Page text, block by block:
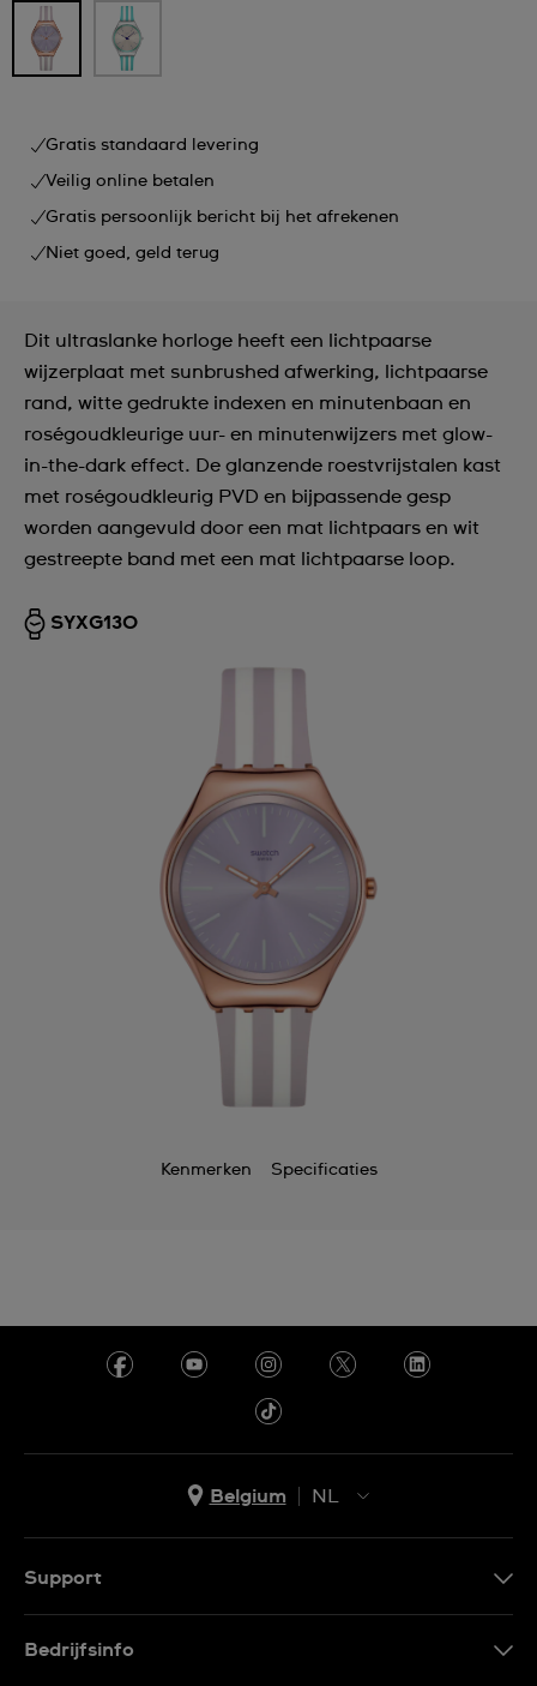
Gratis standaard levering
Veilig online betalen
Gratis persoonlijk bericht bij het afrekenen
Niet goed, geld terug
Dit ultraslanke horloge heeft een lichtpaarse
wijzerplaat met sunbrushed afwerking, lichtpaarse
rand, witte gedrukte indexen en minutenbaan en
roségoudkleurige uur- en minutenwijzers met glow-
in-the-dark effect. De glanzende roestvrijstalen kast
met roségoudkleurig PVD en bijpassende gesp
worden aangevuld door een mat lichtpaars en wit
gestreepte band met een mat lichtpaarse loop.
SYXG130
Kenmerken Specificaties
Belgium
NL
Support
Bedrijfsinfo